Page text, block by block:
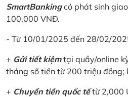
SmartBankingcó phát sinh
100,000 VNĐ.
- Từ 10/01/2025 đến 28/02/
+ Gửi tiết kiệmtại quầy/online
tháng số tiền từ 200 triệu đồng;
+ Chuyển tiền quốc tếtừ 2,000